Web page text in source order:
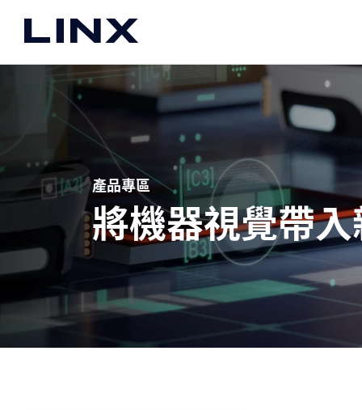
關於我們
公司介紹
品牌合作夥伴
願景
聯絡我們
產品專區
將機器視覺帶